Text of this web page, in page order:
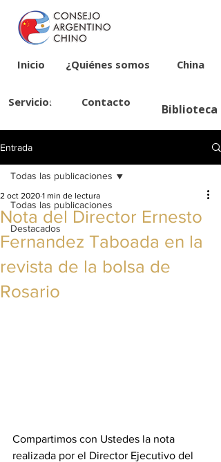
Inicio ¿Quiénes somos? China
Servicios Contacto Biblioteca
Entrada
Todas las publicaciones
Destacados
Todas las publicaciones
Nota del Director Ernesto
Fernandez Taboada en la
revista de la bolsa de
Rosario
2 oct 2020 1 min de lectura
Compartimos con Ustedes la nota
realizada por el Director Ejecutivo del